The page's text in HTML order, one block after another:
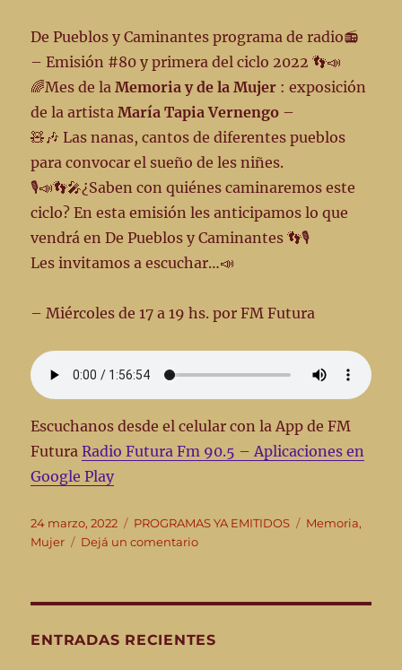
–
30-
3-
De Pueblos y Caminantes programa de radio📻
– Emisión #80 y primera del ciclo 2022 👣📣
🌈Mes de laMemoria y de la Mujer : exposición
de la artistaMaría Tapia Vernengo –
🧸🎶 Las nanas, cantos de diferentes pueblos
para convocar el sueño de les niñes.
🎙📣👣🎤¿Saben con quiénes caminaremos este
ciclo? En esta emisión les anticipamos lo que
vendrá en De Pueblos y Caminantes 👣🎙
Les invitamos a escuchar…📣
– Miércoles de 17 a 19 hs. por FM Futura
Escuchanos desde el celular con la App de FM
FuturaRadio Futura Fm 90.5 – Aplicaciones en
Google Play
Publicado
el
24 marzo, 2022 Categorías
PROGRAMAS YA EMITIDOS Etiquetas
Memoria,
Mujer
Dejá un comentarioen
–
ENTRADAS RECIENTES